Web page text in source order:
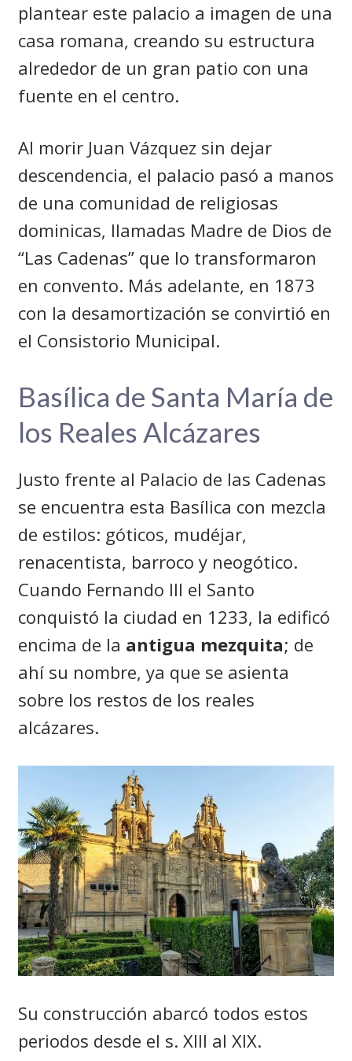
plantear este palacio a imagen de una
casa romana, creando su estructura
alrededor de un gran patio con una
fuente en el centro.
Al morir Juan Vázquez sin dejar
descendencia, el palacio pasó a manos
de una comunidad de religiosas
dominicas, llamadas Madre de Dios de
“Las Cadenas” que lo transformaron
en convento. Más adelante, en 1873
con la desamortización se convirtió en
el Consistorio Municipal.
Basílica de Santa María de
los Reales Alcázares
Justo frente al Palacio de las Cadenas
se encuentra esta Basílica con mezcla
de estilos: góticos, mudéjar,
renacentista, barroco y neogótico.
Cuando Fernando III el Santo
conquistó la ciudad en 1233, la edificó
encima de la antigua mezquita; de
ahí su nombre, ya que se asienta
sobre los restos de los reales
alcázares.
Su construcción abarcó todos estos
periodos desde el s. XIII al XIX.